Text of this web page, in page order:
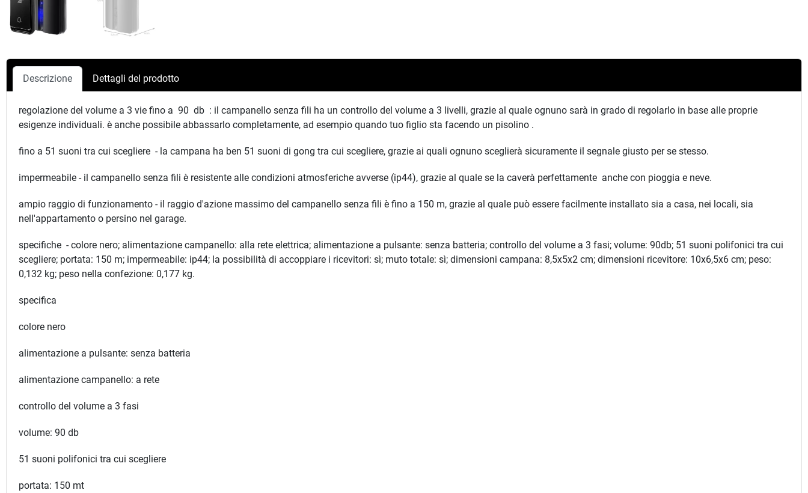
Descrizione Dettagli del prodotto
regolazione del volume a 3 vie fino a 90 db : il campanello senza fili ha un controllo del volume a 3 livelli, grazie al quale ognuno sarà in grado di regolarlo in base alle proprie
esigenze individuali. è anche possibile abbassarlo completamente, ad esempio quando tuo figlio sta facendo un pisolino .
fino a 51 suoni tra cui scegliere - la campana ha ben 51 suoni di gong tra cui scegliere, grazie ai quali ognuno sceglierà sicuramente il segnale giusto per se stesso.
impermeabile - il campanello senza fili è resistente alle condizioni atmosferiche avverse (ip44), grazie al quale se la caverà perfettamente anche con pioggia e neve.
ampio raggio di funzionamento - il raggio d'azione massimo del campanello senza fili è fino a 150 m, grazie al quale può essere facilmente installato sia a casa, nei locali, sia
nell'appartamento o persino nel garage.
specifiche - colore nero; alimentazione campanello: alla rete elettrica; alimentazione a pulsante: senza batteria; controllo del volume a 3 fasi; volume: 90db; 51 suoni polifonici tra cui
scegliere; portata: 150 m; impermeabile: ip44; la possibilità di accoppiare i ricevitori: sì; muto totale: sì; dimensioni campana: 8,5x5x2 cm; dimensioni ricevitore: 10x6,5x6 cm; peso:
0,132 kg; peso nella confezione: 0,177 kg.
specifica
colore nero
alimentazione a pulsante: senza batteria
alimentazione campanello: a rete
controllo del volume a 3 fasi
volume: 90 db
51 suoni polifonici tra cui scegliere
portata: 150 mt